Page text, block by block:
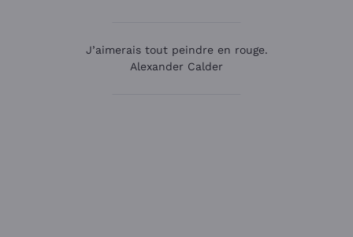
J’aimerais tout peindre en rouge.
Alexander Calder